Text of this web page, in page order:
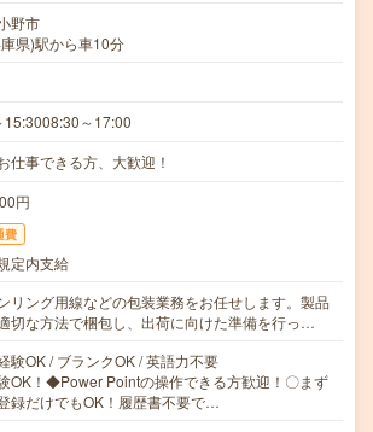
野市
県)駅から車10分
15:3008:30～17:00
仕事できる方、大歓迎！
円
費
定内支給
リング用線などの包装業務をお任せします。製品
切な方法で梱包し、出荷に向けた準備を行っ…
験OK / ブランクOK / 英語力不要
OK！◆Power Pointの操作できる方歓迎！〇まず
録だけでもOK！履歴書不要で…